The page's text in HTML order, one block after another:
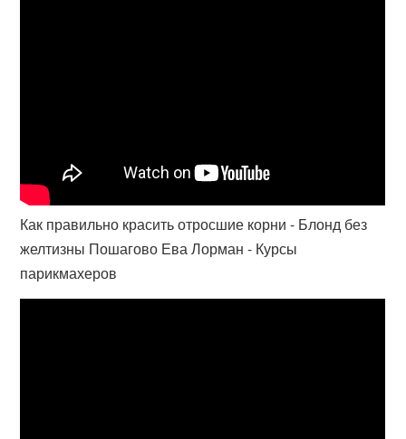
Как правильно красить отросшие корни - Блонд без
желтизны Пошагово Ева Лорман - Курсы
парикмахеров